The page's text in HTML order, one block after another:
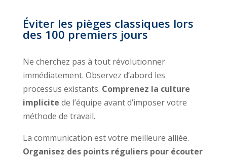
Éviter les pièges classiques lors
des 100 premiers jours
Ne cherchez pas à tout révolutionner
immédiatement. Observez d’abord les
processus existants. Comprenez la culture
implicite de l’équipe avant d’imposer votre
méthode de travail.
La communication est votre meilleure alliée.
Organisez des points réguliers pour écouter